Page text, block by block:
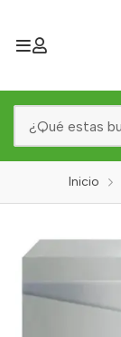
Inicio